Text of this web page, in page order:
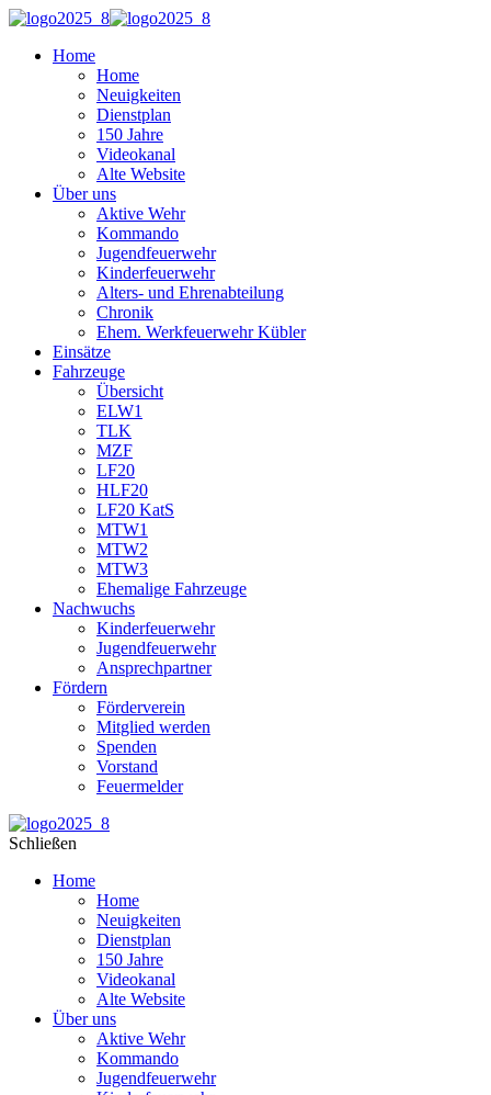
Home
Home
Neuigkeiten
Dienstplan
150 Jahre
Videokanal
Alte Website
Über uns
Aktive Wehr
Kommando
Jugendfeuerwehr
Kinderfeuerwehr
Alters- und Ehrenabteilung
Chronik
Ehem. Werkfeuerwehr Kübler
Einsätze
Fahrzeuge
Übersicht
ELW1
TLK
MZF
LF20
HLF20
LF20 KatS
MTW1
MTW2
MTW3
Ehemalige Fahrzeuge
Nachwuchs
Kinderfeuerwehr
Jugendfeuerwehr
Ansprechpartner
Fördern
Förderverein
Mitglied werden
Spenden
Vorstand
Feuermelder
Schließen
Home
Home
Neuigkeiten
Dienstplan
150 Jahre
Videokanal
Alte Website
Über uns
Aktive Wehr
Kommando
Jugendfeuerwehr